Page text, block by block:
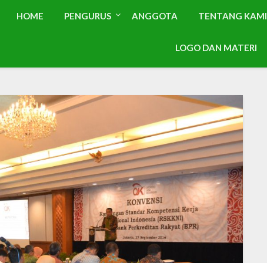
HOME PENGURUS ANGGOTA TENTANG KAMI
LOGO DAN MATERI